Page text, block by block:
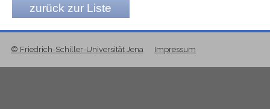
zurück zur Liste
© Friedrich-Schiller-Universität Jena Impressum